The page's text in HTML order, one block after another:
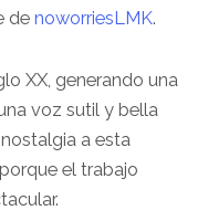
denoworriesLMK.
XX, generando una
voz sutil y bella
a esta
el trabajo